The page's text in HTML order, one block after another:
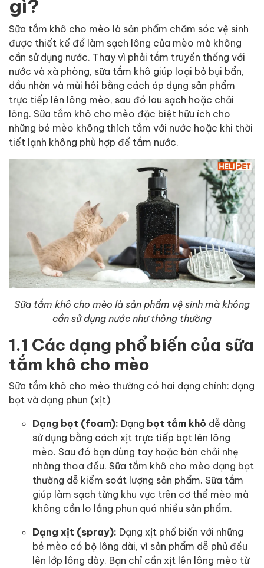
gì?
Sữa tắm khô cho mèo là sản phẩm chăm sóc vệ sinh
được thiết kế để làm sạch lông của mèo mà không
cần sử dụng nước. Thay vì phải tắm truyền thống với
nước và xà phòng, sữa tắm khô giúp loại bỏ bụi bẩn,
dầu nhờn và mùi hôi bằng cách áp dụng sản phẩm
trực tiếp lên lông mèo, sau đó lau sạch hoặc chải
lông. Sữa tắm khô cho mèo đặc biệt hữu ích cho
những bé mèo không thích tắm với nước hoặc khi thời
tiết lạnh không phù hợp để tắm nước.
Sữa tắm khô cho mèo là sản phẩm vệ sinh mà không
cần sử dụng nước như thông thường
1.1 Các dạng phổ biến của sữa
tắm khô cho mèo
Sữa tắm khô cho mèo thường có hai dạng chính: dạng
bọt và dạng phun (xịt)
Dạng bọt (foam): Dạng bọt tắm khô dễ dàng
sử dụng bằng cách xịt trực tiếp bọt lên lông
mèo. Sau đó bạn dùng tay hoặc bàn chải nhẹ
nhàng thoa đều. Sữa tắm khô cho mèo dạng bọt
thường dễ kiểm soát lượng sản phẩm. Sữa tắm
giúp làm sạch từng khu vực trên cơ thể mèo mà
không cần lo lắng phun quá nhiều sản phẩm.
Dạng xịt (spray): Dạng xịt phổ biến với những
bé mèo có bộ lông dài, vì sản phẩm dễ phủ đều
lên lớp lông dày. Bạn chỉ cần xịt lên lông mèo từ